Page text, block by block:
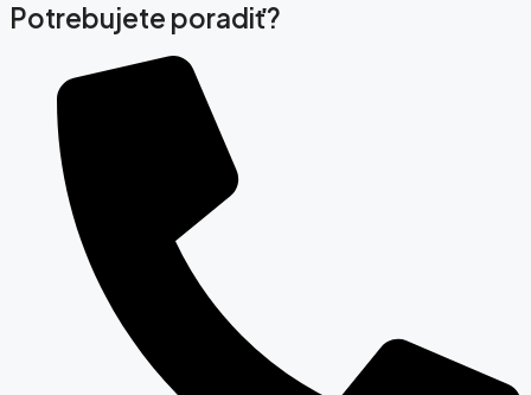
Potrebujete poradiť?